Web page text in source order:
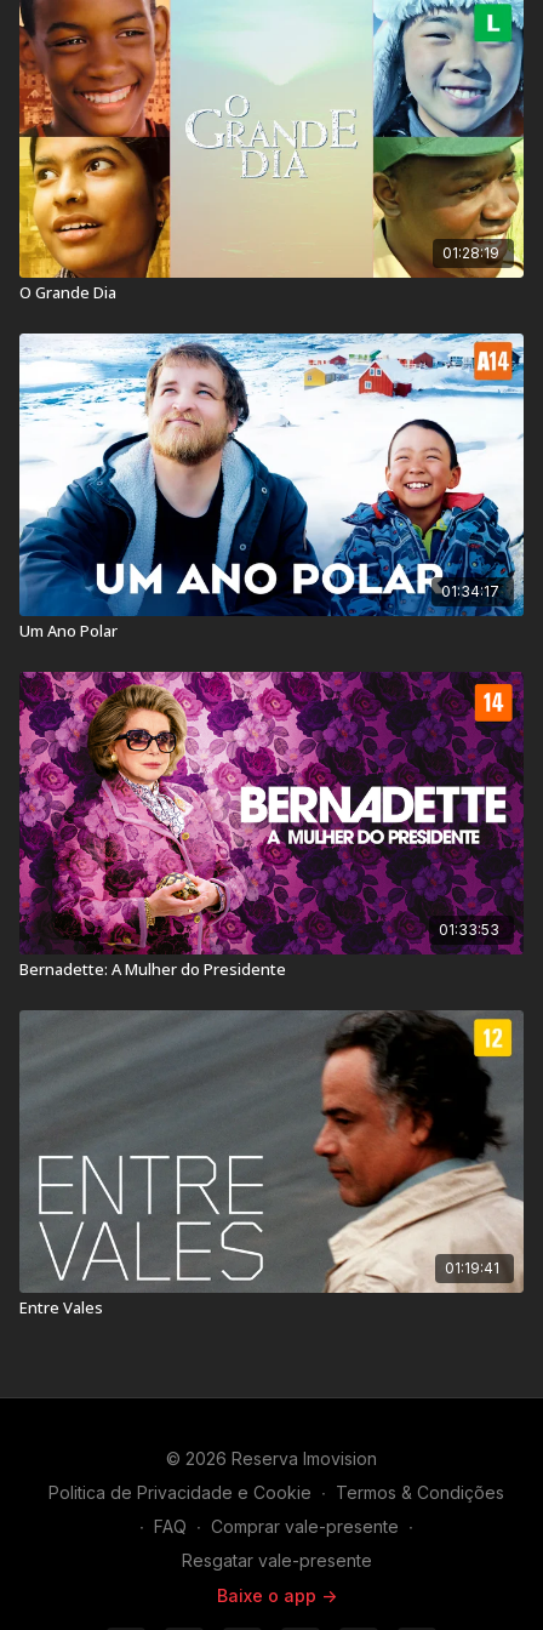
Título Original:La Vie d’Adèle
Duração:179 min
Ano de lançamento:2013
País:França
Veja também:Laurence Anyways 01:28:19
O Grande Dia
01:34:17
Um Ano Polar
01:33:53
Bernadette: A Mulher do Presidente
01:19:41
Entre Vales
© 2026 Reserva Imovision
Politica de Privacidade e Cookie ∙ Termos & Condições
∙ FAQ ∙ Comprar vale-presente ∙
Resgatar vale-presente
Baixe o app ->